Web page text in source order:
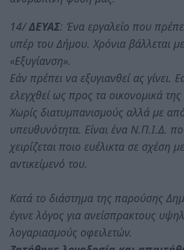
14/ΔΕΥΑΣ: Ένα εργαλείο που
υπέρ του Δήμου. Χρόνια βάλλεται
«Εξυγίανση».
Εάν πρέπει να εξυγιανθεί ας γίνει.
ελεγχθεί ως προς τα οικονομικά της
Χωρίς διατυμπανισμούς αλλά με
υπευθυνότητα. Είναι ένα Ν.Π.Ι.Δ.
χειρίζεται ποιο ευέλικτα σε σχέση
αντικείμενό του.
Κατά το διάστημα της παρούσης
έγινε λόγος για ανείσπρακτους
λογαριασμούς οφειλετών.